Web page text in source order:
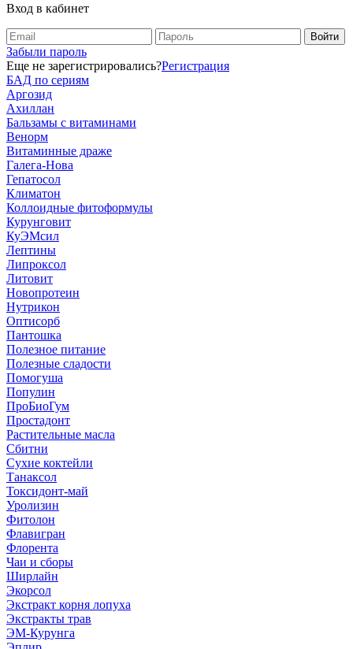
Вход в кабинет
Забыли пароль
Еще не зарегистрировались?Регистрация
БАД по сериям
Аргозид
Ахиллан
Бальзамы с витаминами
Венорм
Витаминные драже
Галега-Нова
Гепатосол
Климатон
Коллоидные фитоформулы
Курунговит
КуЭМсил
Лептины
Липроксол
Литовит
Новопротеин
Нутрикон
Оптисорб
Пантошка
Полезное питание
Полезные сладости
Помогуша
Популин
ПроБиоГум
Простадонт
Растительные масла
Сбитни
Сухие коктейли
Танаксол
Токсидонт-май
Уролизин
Фитолон
Флавигран
Флорента
Чаи и сборы
Ширлайн
Экорсол
Экстракт корня лопуха
Экстракты трав
ЭМ-Курунга